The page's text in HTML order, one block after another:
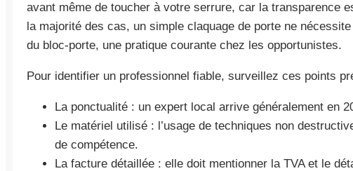
avant même de toucher à votre serrure, car la transparence
la majorité des cas, un simple claquage de porte ne
du bloc-porte, une pratique courante chez les opportunistes.
Pour identifier un professionnel fiable, surveillez ces points
La ponctualité : un expert local arrive généralement en
Le matériel utilisé : l’usage de techniques non
de compétence.
La facture détaillée : elle doit mentionner la TVA et le